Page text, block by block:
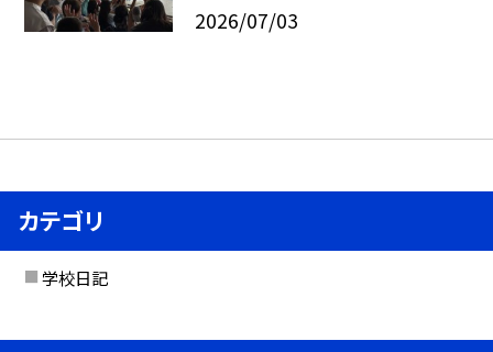
2026/07/03
カテゴリ
学校日記